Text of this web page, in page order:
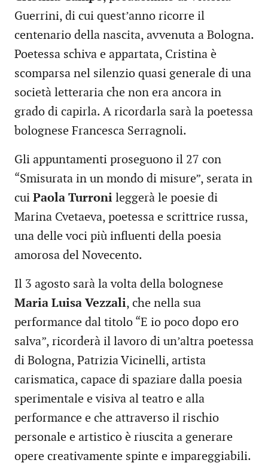
Guerrini, di cui quest’anno ricorre il
centenario della nascita, avvenuta a Bologna.
Poetessa schiva e appartata, Cristina è
scomparsa nel silenzio quasi generale di una
società letteraria che non era ancora in
grado di capirla. A ricordarla sarà la poetessa
bolognese Francesca Serragnoli.
Gli appuntamenti proseguono il 27 con
“Smisurata in un mondo di misure”, serata in
cui Paola Turroni leggerà le poesie di
Marina Cvetaeva, poetessa e scrittrice russa,
una delle voci più influenti della poesia
amorosa del Novecento.
Il 3 agosto sarà la volta della bolognese
Maria Luisa Vezzali, che nella sua
performance dal titolo “E io poco dopo ero
salva”, ricorderà il lavoro di un’altra poetessa
di Bologna, Patrizia Vicinelli, artista
carismatica, capace di spaziare dalla poesia
sperimentale e visiva al teatro e alla
performance e che attraverso il rischio
personale e artistico è riuscita a generare
opere creativamente spinte e impareggiabili.